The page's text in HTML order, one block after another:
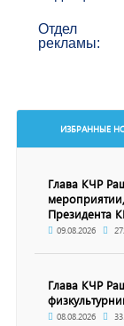
Отдел
рекламы:
ИЗБРАННЫЕ
Глава КЧР
Президента
09.08.2026
Глава КЧР
08.08.2026